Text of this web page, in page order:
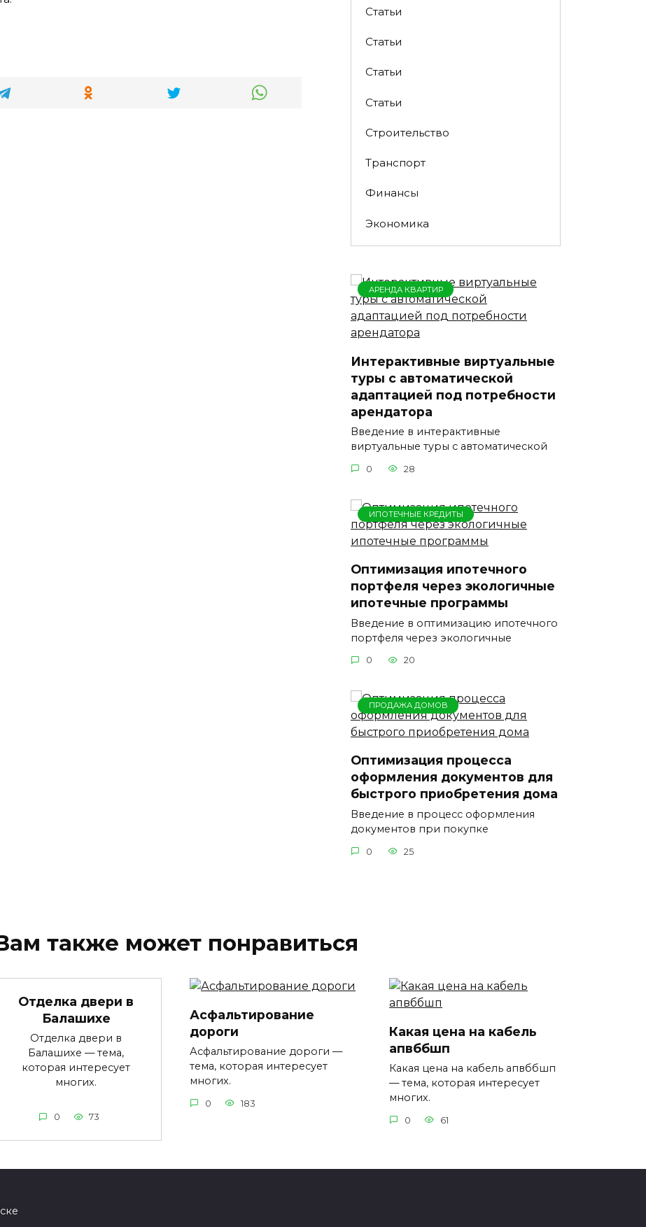
Статьи
Статьи
Статьи
Статьи
Строительство
Транспорт
Финансы
Экономика
АРЕНДА КВАРТИР
Интерактивные виртуальные
туры с автоматической
адаптацией под потребности
арендатора
Введение в интерактивные
виртуальные туры с автоматической
0 28
ИПОТЕЧНЫЕ КРЕДИТЫ
Оптимизация ипотечного
портфеля через экологичные
ипотечные программы
Введение в оптимизацию ипотечного
портфеля через экологичные
0 20
ПРОДАЖА ДОМОВ
Оптимизация процесса
оформления документов для
быстрого приобретения дома
Введение в процесс оформления
документов при покупке
0 25
также может понравиться
Отделка двери в
Балашихе
Отделка двери в
Балашихе — тема,
которая интересует
многих.
0 73
Асфальтирование
дороги
Асфальтирование дороги —
тема, которая интересует
многих.
0 183
Какая цена на кабель
апвббшп
Какая цена на кабель апвббшп
— тема, которая интересует
многих.
0 61